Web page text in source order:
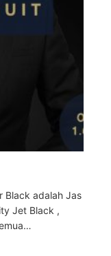
Black adalah Jas
Jet Black ,